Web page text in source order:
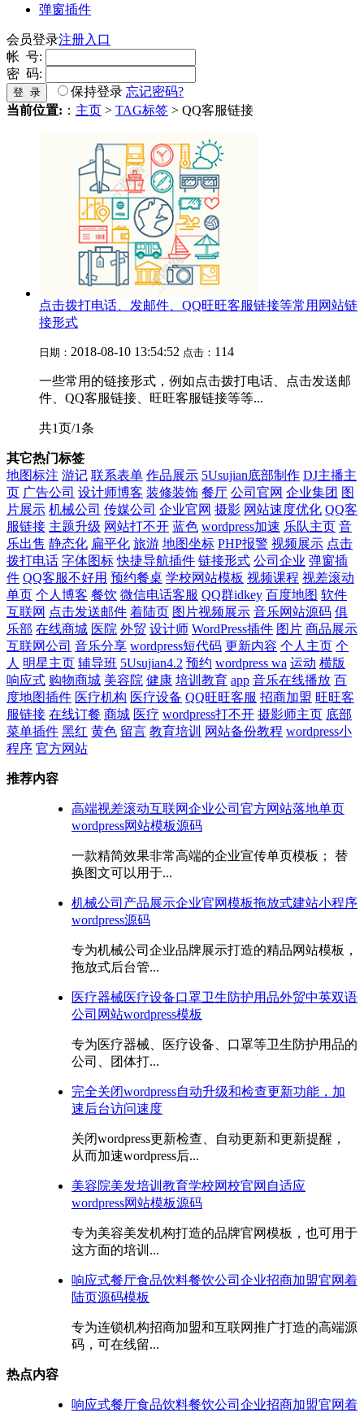
弹窗插件
会员登录注册入口
帐 号:
密 码:
登 录 保持登录 忘记密码?
当前位置: ： 主页 > TAG标签 > QQ客服链接
点击拨打电话、发邮件、QQ旺旺客服链接等常用网站链
接形式
日期： 2018-08-10 13:54:52 点击： 114
一些常用的链接形式，例如点击拨打电话、点击发送邮
件、QQ客服链接、旺旺客服链接等等...
共1页/1条
其它热门标签
地图标注 游记 联系表单 作品展示 5Usujian底部制作 DJ主播主
页 广告公司 设计师博客 装修装饰 餐厅 公司官网 企业集团 图
片展示 机械公司 传媒公司 企业官网 摄影 网站速度优化 QQ客
服链接 主题升级 网站打不开 蓝色 wordpress加速 乐队主页 音
乐出售 静态化 扁平化 旅游 地图坐标 PHP报警 视频展示 点击
拨打电话 字体图标 快捷导航插件 链接形式 公司企业 弹窗插
件 QQ客服不好用 预约餐桌 学校网站模板 视频课程 视差滚动
单页 个人博客 餐饮 微信电话客服 QQ群idkey 百度地图 软件
互联网 点击发送邮件 着陆页 图片视频展示 音乐网站源码 俱
乐部 在线商城 医院 外贸 设计师 WordPress插件 图片 商品展示
互联网公司 音乐分享 wordpress短代码 更新内容 个人主页 个
人 明星主页 辅导班 5Usujian4.2 预约 wordpress wa 运动 横版
响应式 购物商城 美容院 健康 培训教育 app 音乐在线播放 百
度地图插件 医疗机构 医疗设备 QQ旺旺客服 招商加盟 旺旺客
服链接 在线订餐 商城 医疗 wordpress打不开 摄影师主页 底部
菜单插件 黑红 黄色 留言 教育培训 网站备份教程 wordpress小
程序 官方网站
推荐内容
高端视差滚动互联网企业公司官方网站落地单页
wordpress网站模板源码
一款精简效果非常高端的企业宣传单页模板； 替
换图文可以用于...
机械公司产品展示企业官网模板拖放式建站小程序
wordpress源码
专为机械公司企业品牌展示打造的精品网站模板，
拖放式后台管...
医疗器械医疗设备口罩卫生防护用品外贸中英双语
公司网站wordpress模板
专为医疗器械、医疗设备、口罩等卫生防护用品的
公司、团体打...
完全关闭wordpress自动升级和检查更新功能，加
速后台访问速度
关闭wordpress更新检查、自动更新和更新提醒，
从而加速wordpress后...
美容院美发培训教育学校网校官网自适应
wordpress网站模板源码
专为美容美发机构打造的品牌官网模板，也可用于
这方面的培训...
响应式餐厅食品饮料餐饮公司企业招商加盟官网着
陆页源码模板
专为连锁机构招商加盟和互联网推广打造的高端源
码，可在线留...
热点内容
响应式餐厅食品饮料餐饮公司企业招商加盟官网着